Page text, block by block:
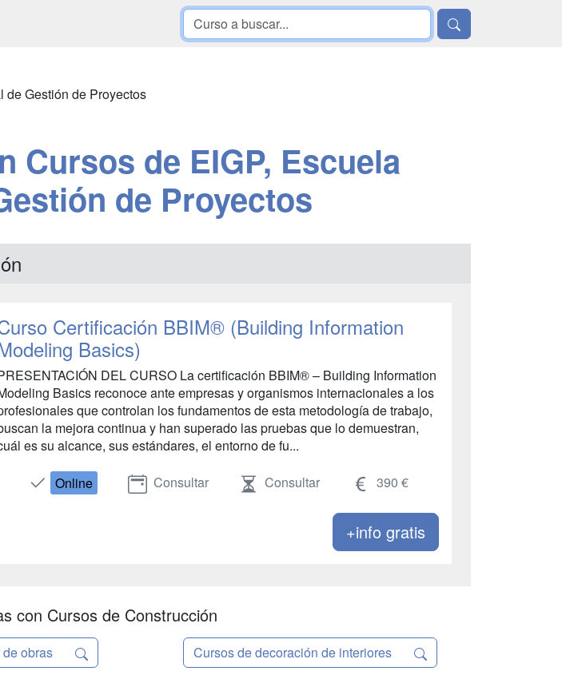
de Gestión de Proyectos
Cursos de EIGP, Escuela
de Proyectos
Certificación BBIM® (Building Information
Basics)
DEL CURSO La certificación BBIM® – Building Information
Basics reconoce ante empresas y organismos internacionales a los
que controlan los fundamentos de esta metodología de trabajo,
la mejora continua y han superado las pruebas que lo demuestran,
es su alcance, sus estándares, el entorno de fu...
Online Consultar Consultar 390 €
+info gratis
con Cursos de Construcción
obras
Cursos de decoración de interiores